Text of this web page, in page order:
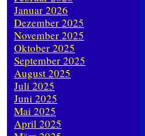
Januar 2026
Dezember 2025
November 2025
Oktober 2025
September 2025
August 2025
Juli 2025
Juni 2025
Mai 2025
April 2025